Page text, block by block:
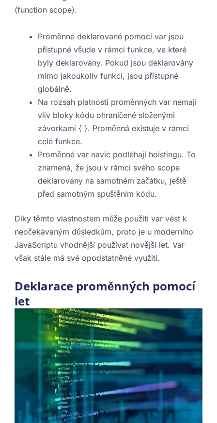
(function scope).
Proměnné deklarované pomocí var jsou
přístupné všude v rámci funkce, ve které
byly deklarovány. Pokud jsou deklarovány
mimo jakoukoliv funkci, jsou přístupné
globálně.
Na rozsah platnosti proměnných var nemají
vliv bloky kódu ohraničené složenými
závorkami { }. Proměnná existuje v rámci
celé funkce.
Proměnné var navíc podléhají hoistingu. To
znamená, že jsou v rámci svého scope
deklarovány na samotném začátku, ještě
před samotným spuštěním kódu.
Díky těmto vlastnostem může použití var vést k
neočekávaným důsledkům, proto je u moderního
JavaScriptu vhodnější používat novější let. Var
však stále má své opodstatněné využití.
Deklarace proměnných pomocí
let